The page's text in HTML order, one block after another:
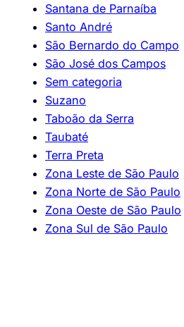
Santana de Parnaíba
Santo André
São Bernardo do Campo
São José dos Campos
Sem categoria
Suzano
Taboão da Serra
Taubaté
Terra Preta
Zona Leste de São Paulo
Zona Norte de São Paulo
Zona Oeste de São Paulo
Zona Sul de São Paulo